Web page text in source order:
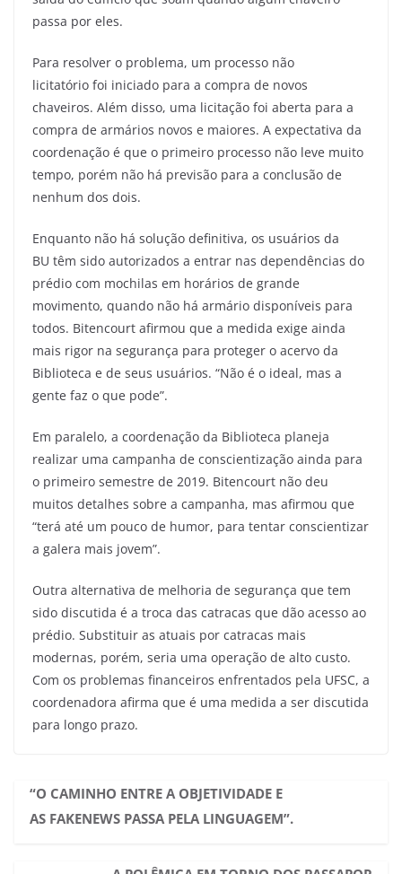
passa por eles.
Para resolver o problema, um processo não
licitatório foi iniciado para a compra de novos
chaveiros. Além disso, uma licitação foi aberta para a
compra de armários novos e maiores. A expectativa da
coordenação é que o primeiro processo não leve muito
tempo, porém não há previsão para a conclusão de
nenhum dos dois.
Enquanto não há solução definitiva, os usuários da
BU têm sido autorizados a entrar nas dependências do
prédio com mochilas em horários de grande
movimento, quando não há armário disponíveis para
todos. Bitencourt afirmou que a medida exige ainda
mais rigor na segurança para proteger o acervo da
Biblioteca e de seus usuários. “Não é o ideal, mas a
gente faz o que pode”.
Em paralelo, a coordenação da Biblioteca planeja
realizar uma campanha de conscientização ainda para
o primeiro semestre de 2019. Bitencourt não deu
muitos detalhes sobre a campanha, mas afirmou que
“terá até um pouco de humor, para tentar conscientizar
a galera mais jovem”.
Outra alternativa de melhoria de segurança que tem
sido discutida é a troca das catracas que dão acesso ao
prédio. Substituir as atuais por catracas mais
modernas, porém, seria uma operação de alto custo.
Com os problemas financeiros enfrentados pela UFSC, a
coordenadora afirma que é uma medida a ser discutida
para longo prazo.
“O CAMINHO ENTRE A OBJETIVIDADE E
AS FAKENEWS PASSA PELA LINGUAGEM”.